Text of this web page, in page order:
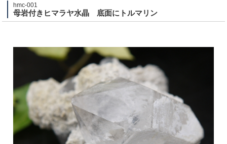
hmc-001
母岩付きヒマラヤ水晶 底面にトルマリン